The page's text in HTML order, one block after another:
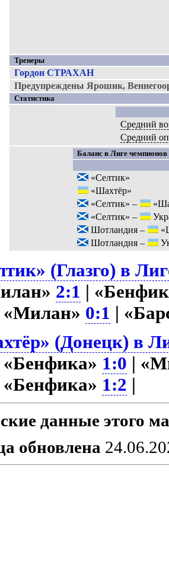
Тренеры
Гордон СТРАХАН
Предупреждены Ярошик,
Статистика
Средний
Средний
Баланс в Лиге чемпионов
«Селтик»
«Шахтёр»
«Селтик» –
«Селтик» –
Шотландия –
Шотландия –
(Глазго) в
2:1 |
«Милан» 0:1 |
(Донецк) в
«Бенфика» 1:0 |
«Бенфика» 1:2 |
данные этого
обновлена